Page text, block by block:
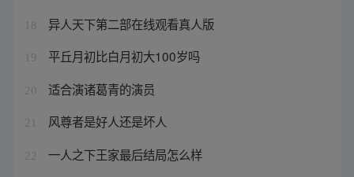
18 异人天下第二部在线观看真人版
19 平丘月初比白月初大100岁吗
20 适合演诸葛青的演员
21 风尊者是好人还是坏人
22 一人之下王家最后结局怎么样